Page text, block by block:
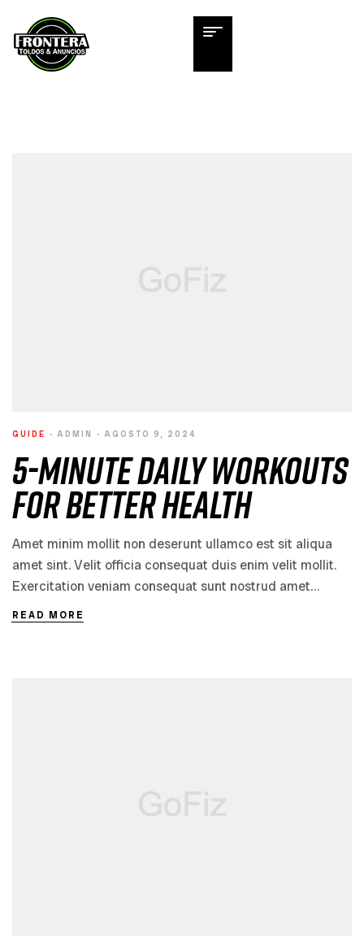
GUIDE ADMIN AGOSTO 9, 2024
5-Minute Daily Workouts
for Better Health
Amet minim mollit non deserunt ullamco est sit aliqua
amet sint. Velit officia consequat duis enim velit mollit.
Exercitation veniam consequat sunt nostrud amet…
READ MORE